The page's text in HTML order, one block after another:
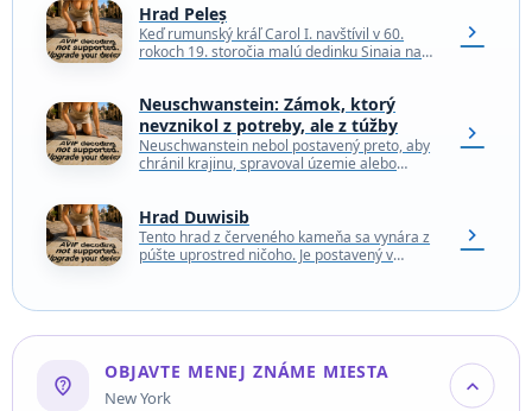
Hrad Peleș
Keď rumunský kráľ Carol I. navštívil v 60.
rokoch 19. storočia malú dedinku Sinaia na
chevron_right
Neuschwanstein: Zámok, ktorý
nevznikol z potreby, ale z túžby
Neuschwanstein nebol postavený preto, aby
chránil krajinu, spravoval územie alebo
chevron_right
Hrad Duwisib
Tento hrad z červeného kameňa sa vynára z
púšte uprostred ničoho. Je postavený v
chevron_right
not_listed_location
OBJAVTE MENEJ ZNÁME MIESTA
New York expand_more